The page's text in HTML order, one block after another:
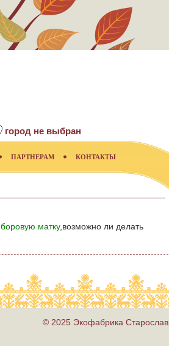
город не выбран
ПАРТНЕРАМ КОНТАКТЫ
боровую матку,возможно ли делать
© 2025 Экофабрика Старослав